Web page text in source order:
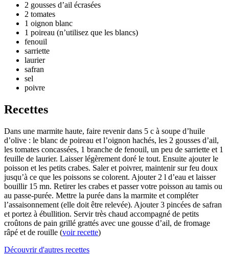
2 gousses d’ail écrasées
2 tomates
1 oignon blanc
1 poireau (n’utilisez que les blancs)
fenouil
sarriette
laurier
safran
sel
poivre
Recettes
Dans une marmite haute, faire revenir dans 5 c à soupe d’huile
d’olive : le blanc de poireau et l’oignon hachés, les 2 gousses d’ail,
les tomates concassées, 1 branche de fenouil, un peu de sarriette et 1
feuille de laurier. Laisser légèrement doré le tout. Ensuite ajouter le
poisson et les petits crabes. Saler et poivrer, maintenir sur feu doux
jusqu’à ce que les poissons se colorent. Ajouter 2 l d’eau et laisser
bouillir 15 mn. Retirer les crabes et passer votre poisson au tamis ou
au passe-purée. Mettre la purée dans la marmite et compléter
l’assaisonnement (elle doit être relevée). Ajouter 3 pincées de safran
et portez à ébullition. Servir très chaud accompagné de petits
croûtons de pain grillé grattés avec une gousse d’ail, de fromage
râpé et de rouille (voir recette)
Découvrir d'autres recettes